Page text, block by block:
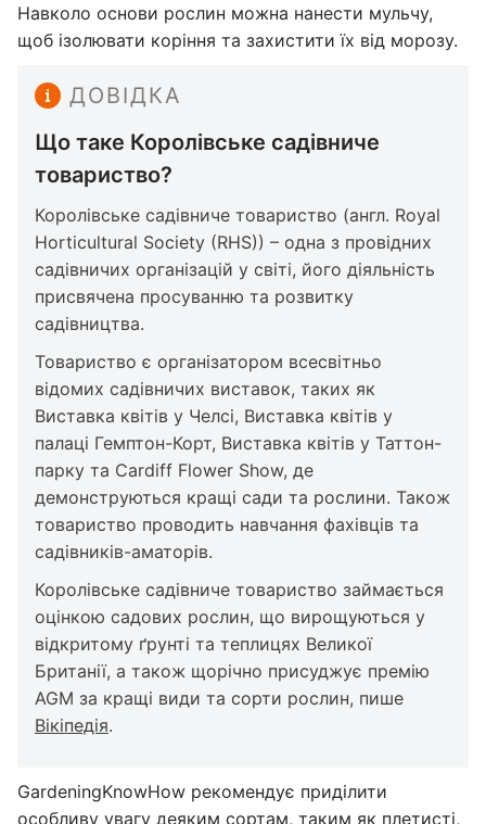
Навколо основи рослин можна нанести мульчу,
щоб ізолювати коріння та захистити їх від морозу.
ДОВІДКА
Що таке Королівське садівниче
товариство?
Королівське садівниче товариство (англ. Royal
Horticultural Society (RHS)) – одна з провідних
садівничих організацій у світі, його діяльність
присвячена просуванню та розвитку
садівництва.
Товариство є організатором всесвітньо
відомих садівничих виставок, таких як
Виставка квітів у Челсі, Виставка квітів у
палаці Гемптон-Корт, Виставка квітів у Таттон-
парку та Cardiff Flower Show, де
демонструються кращі сади та рослини. Також
товариство проводить навчання фахівців та
садівників-аматорів.
Королівське садівниче товариство займається
оцінкою садових рослин, що вирощуються у
відкритому ґрунті та теплицях Великої
Британії, а також щорічно присуджує премію
AGM за кращі види та сорти рослин, пише
Вікіпедія.
GardeningKnowHow рекомендує приділити
особливу увагу деяким сортам, таким як плетисті,